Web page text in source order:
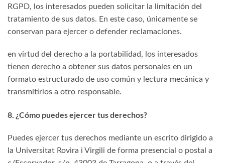
RGPD, los interesados pueden solicitar la limitación del
tratamiento de sus datos. En este caso, únicamente se
conservan para ejercer o defender reclamaciones.
en virtud del derecho a la portabilidad, los interesados
tienen derecho a obtener sus datos personales en un
formato estructurado de uso común y lectura mecánica y
transmitirlos a otro responsable.
8. ¿Cómo puedes ejercer tus derechos?
Puedes ejercer tus derechos mediante un escrito dirigido a
la Universitat Rovira i Virgili de forma presencial o postal a